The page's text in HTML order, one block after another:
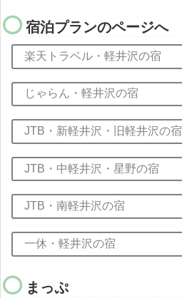
宿泊プランのページへ
楽天トラベル・軽井沢の宿
じゃらん・軽井沢の宿
JTB・新軽井沢・旧軽井沢の宿
JTB・中軽井沢・星野の宿
JTB・南軽井沢の宿
一休・軽井沢の宿
まっぷ